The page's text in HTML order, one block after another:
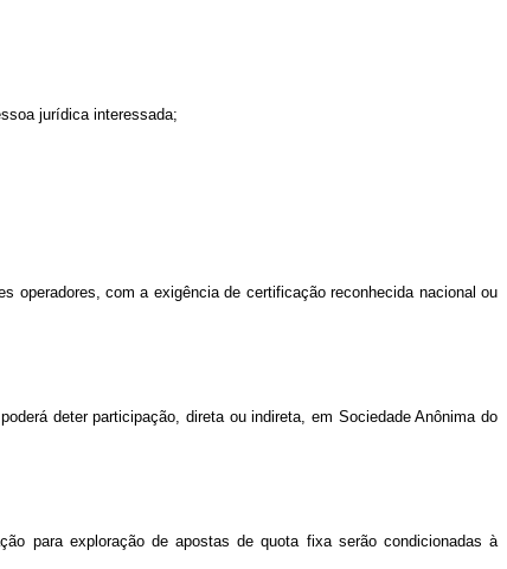
jurídica interessada;
operadores, com a exigência de certificação reconhecida nacional ou
deter participação, direta ou indireta, em Sociedade Anônima do
para exploração de apostas de quota fixa serão condicionadas à